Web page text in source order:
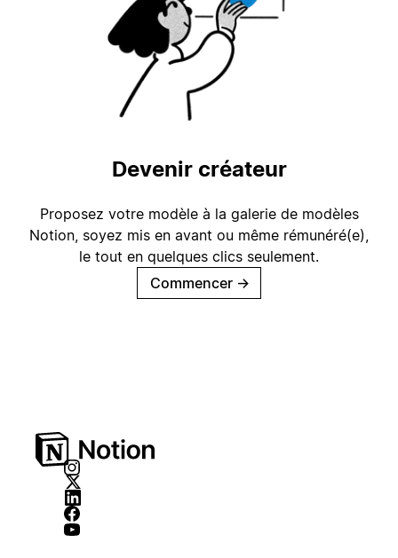
Devenir créateur
Proposez votre modèle à la galerie de modèles
Notion, soyez mis en avant ou même rémunéré(e),
le tout en quelques clics seulement.
Commencer →